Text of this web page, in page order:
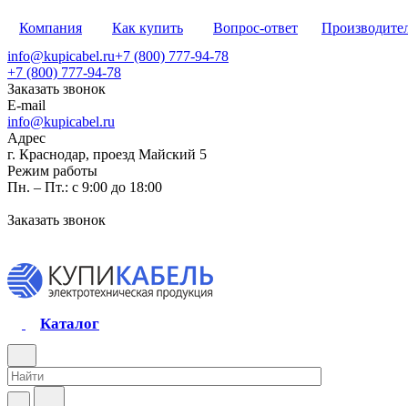
Компания Как купить Вопрос-ответ
info@kupicabel.ru+7 (800) 777-94-78
+7 (800) 777-94-78
Заказать звонок
E-mail
info@kupicabel.ru
Адрес
г. Краснодар, проезд Майский 5
Режим работы
Пн. – Пт.: с 9:00 до 18:00
Заказать звонок
Каталог